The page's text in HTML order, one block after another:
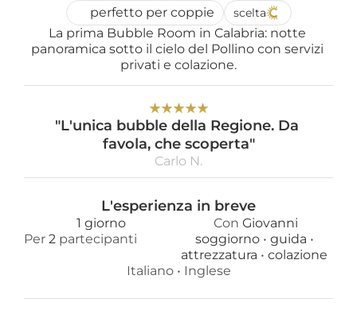
perfetto per coppie scelta
La prima Bubble Room in Calabria: notte
panoramica sotto il cielo del Pollino con servizi
privati e colazione.
★★★★★
"L'unica bubble della Regione. Da
favola, che scoperta"
Carlo N.
L'esperienza in breve
1 giorno Con Giovanni
Per 2 partecipanti soggiorno • guida •
attrezzatura • colazione
Italiano • Inglese